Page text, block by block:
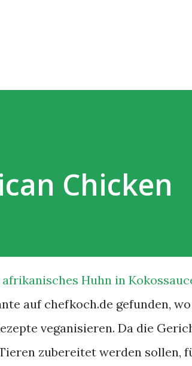
Chicken
Huhn in
auf chefkoch.de gefunden,
veganisieren. Da die
zubereitet werden sollen,